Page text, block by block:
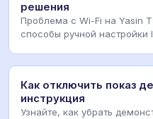
решения
Проблема с Wi-Fi на Yasin
способы ручной настройки
Как отключить показ
инструкция
Узнайте, как убрать